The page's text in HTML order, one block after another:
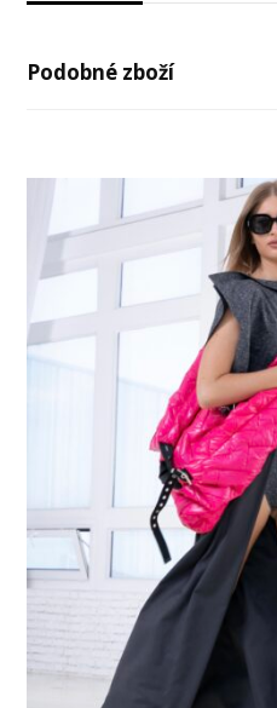
Podobné zboží